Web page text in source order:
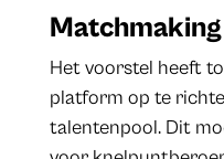
Matchmaking
Het voorstel heeft
platform op te
talentenpool. Dit